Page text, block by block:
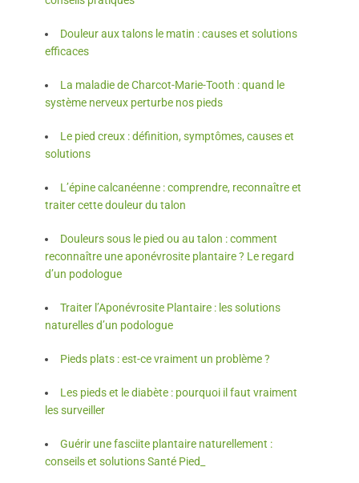
Douleur aux talons le matin : causes et solutions
efficaces
La maladie de Charcot-Marie-Tooth : quand le
système nerveux perturbe nos pieds
Le pied creux : définition, symptômes, causes et
solutions
L’épine calcanéenne : comprendre, reconnaître et
traiter cette douleur du talon
Douleurs sous le pied ou au talon : comment
reconnaître une aponévrosite plantaire ? Le regard
d’un podologue
Traiter l’Aponévrosite Plantaire : les solutions
naturelles d’un podologue
Pieds plats : est-ce vraiment un problème ?
Les pieds et le diabète : pourquoi il faut vraiment
les surveiller
Guérir une fasciite plantaire naturellement :
conseils et solutions Santé Pied_